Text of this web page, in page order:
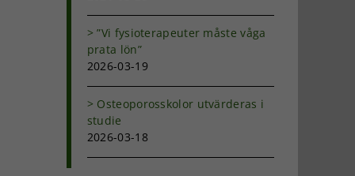
”Vi fysioterapeuter måste våga
prata lön”
2026-03-19
Osteoporosskolor utvärderas i
studie
2026-03-18